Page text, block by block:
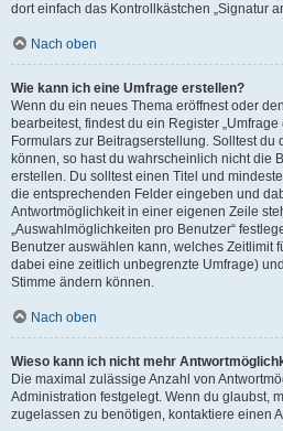
dort einfach das Kontrollkästchen „Signatur
Nach oben
Wie kann ich eine Umfrage erstellen?
Wenn du ein neues Thema eröffnest oder
bearbeitest, findest du ein Register
Formulars zur Beitragserstellung. Solltest du
können, so hast du wahrscheinlich nicht die
erstellen. Du solltest einen Titel und
die entsprechenden Felder eingeben und
Antwortmöglichkeit in einer eigenen Zeile
„Auswahlmöglichkeiten pro Benutzer“
Benutzer auswählen kann, welches Zeitlimit
dabei eine zeitlich unbegrenzte Umfrage)
Stimme ändern können.
Nach oben
Wieso kann ich nicht mehr
Die maximal zulässige Anzahl von
Administration festgelegt. Wenn du glaubst,
zugelassen zu benötigen, kontaktiere einen